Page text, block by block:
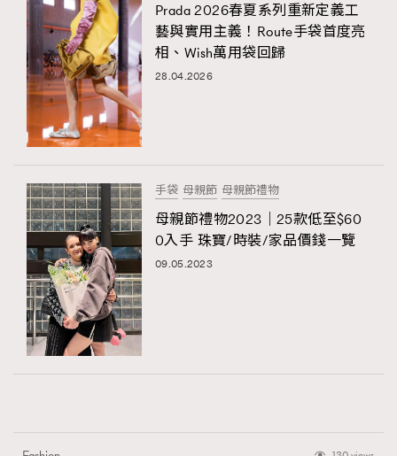
Prada 2026春夏系列重新定義工
藝與實用主義！Route手袋首度亮
相、Wish萬用袋回歸
28.04.2026
手袋 母親節 母親節禮物
母親節禮物2023｜25款低至$60
0入手 珠寶/時裝/家品價錢一覽
09.05.2023